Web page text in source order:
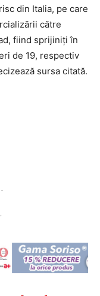
din Italia, pe care
către
fiind sprijiniţi în
de 19, respectiv
sursa citată.